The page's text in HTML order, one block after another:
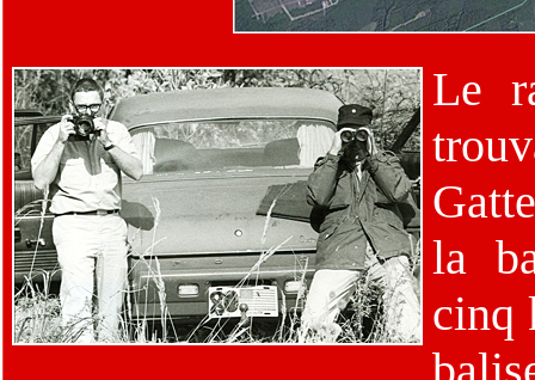
Le
la
cinq